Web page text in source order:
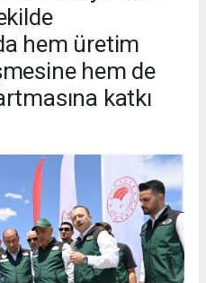
hem üretim
hem de
katkı